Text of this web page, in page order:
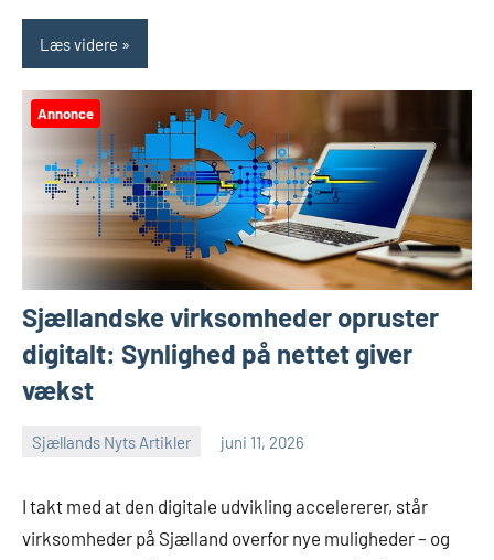
Læs videre
Annonce
Sjællandske virksomheder opruster
digitalt: Synlighed på nettet giver
vækst
Sjællands Nyts Artikler juni 11, 2026
I takt med at den digitale udvikling accelererer, står
virksomheder på Sjælland overfor nye muligheder – og